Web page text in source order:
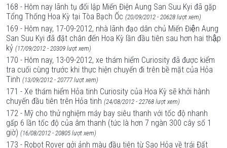
168 - Hôm nay lãnh tụ đối lập Miến Điện Aung San Suu Kyi đã gặp
Tổng Thống Hoa Kỳ tại Tòa Bạch Ốc (20/09/2012 - 20628 lượt xem)
169 - Hôm nay, 17-09-2012, nhà lãnh đạo dân chủ Miến Điện Aung
San Suu Kyi đã đặt chân đến Hoa Kỳ lần đầu tiên sau hơn hai thập
kỷ (17/09/2012 - 20309 lượt xem)
170 - Hôm nay, 13-09-2012, xe thám hiểm Curiosity đã được kiểm
tra cuối cùng trước khi thực hiện chuyến đi trên bề mặt của Hỏa
Tinh (13/09/2012 - 20777 lượt xem)
171 - Xe thám hiểm Hỏa tinh Curiosity của Hoa Kỳ sẽ khởi hành
chuyến đầu tiên trên Hỏa tinh (24/08/2012 - 22768 lượt xem)
172 - Mỹ cho thử nghiệm máy bay siêu thanh với tốc độ nhanh
gấp 6 lần tốc độ của âm thanh (tức là hơn 7 ngàn 300 cây số 1
giờ) (16/08/2012 - 20805 lượt xem)
173 - Robot Rover gởi ảnh màu đầu tiên từ Sao Hỏa về trái Đất